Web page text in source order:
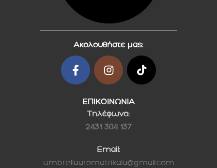
Ακολουθήστε μας:
ΕΠΙΚΟΙΝΩΝΙΑ
Τηλέφωνο:
2431 304 137
Email:
umbrellaaromatrikala@gmail.com